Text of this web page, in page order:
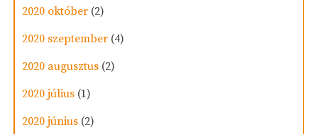
2020 október (2)
2020 szeptember (4)
2020 augusztus (2)
2020 július (1)
2020 június (2)